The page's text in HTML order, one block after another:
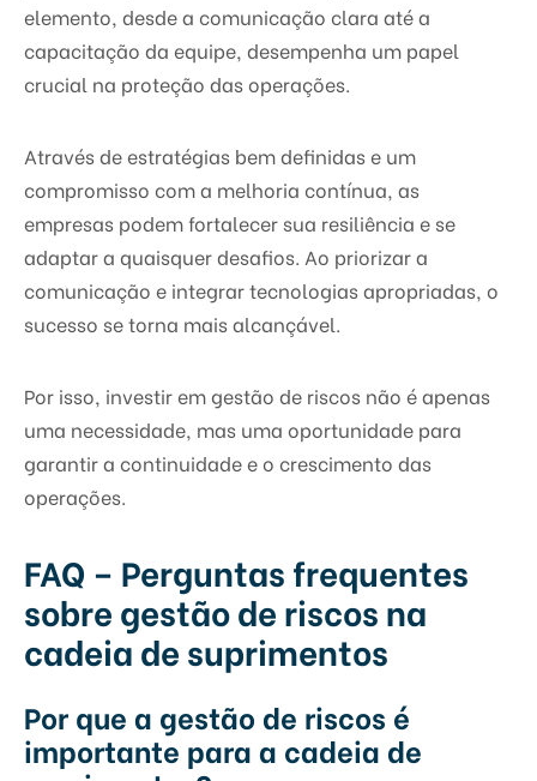
elemento, desde a comunicação clara até a
capacitação da equipe, desempenha um papel
crucial na proteção das operações.
Através de estratégias bem definidas e um
compromisso com a melhoria contínua, as
empresas podem fortalecer sua resiliência e se
adaptar a quaisquer desafios. Ao priorizar a
comunicação e integrar tecnologias apropriadas, o
sucesso se torna mais alcançável.
Por isso, investir em gestão de riscos não é apenas
uma necessidade, mas uma oportunidade para
garantir a continuidade e o crescimento das
operações.
FAQ – Perguntas frequentes
sobre gestão de riscos na
cadeia de suprimentos
Por que a gestão de riscos é
importante para a cadeia de